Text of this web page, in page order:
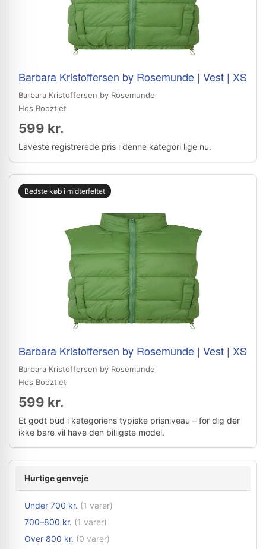
Barbara Kristoffersen by Rosemunde | Vest | XS
Barbara Kristoffersen by Rosemunde
Hos Booztlet
599 kr.
Laveste registrerede pris i denne kategori lige nu.
Bedste køb i midterfeltet
Barbara Kristoffersen by Rosemunde | Vest | XS
Barbara Kristoffersen by Rosemunde
Hos Booztlet
599 kr.
Et godt bud i kategoriens typiske prisniveau – for dig der
ikke bare vil have den billigste model.
Hurtige genveje
Under 700 kr. (1 varer)
700–800 kr. (1 varer)
Over 800 kr. (0 varer)